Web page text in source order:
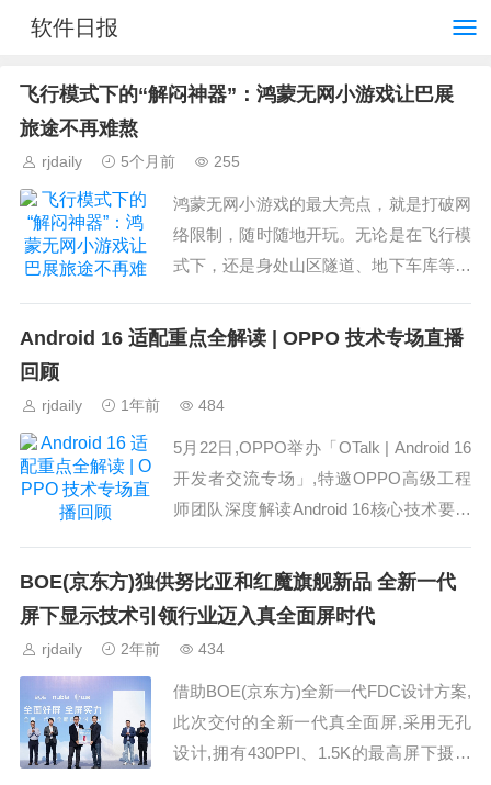
软件日报
飞行模式下的“解闷神器”：鸿蒙无网小游戏让巴展
旅途不再难熬
rjdaily 5个月前 255
鸿蒙无网小游戏的最大亮点，就是打破网
络限制，随时随地开玩。无论是在飞行模
式下，还是身处山区隧道、地下车库等无
还能通过手机“碰一碰”轻松发起多人联
Android 16 适配重点全解读 | OPPO 技术专场直播
回顾
rjdaily 1年前 484
5月22日,OPPO举办「OTalk | Android 16
开发者交流专场」,特邀OPPO高级工程
师团队深度解读Android 16核心技术要点
吸引了众多开发者...
BOE(京东方)独供努比亚和红魔旗舰新品 全新一代
屏下显示技术引领行业迈入真全面屏时代
rjdaily 2年前 434
借助BOE(京东方)全新一代FDC设计方案,
此次交付的全新一代真全面屏,采用无孔
设计,拥有430PPI、1.5K的最高屏下摄像